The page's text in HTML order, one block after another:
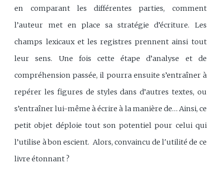
en comparant les différentes parties, comment
l’auteur met en place sa stratégie d’écriture. Les
champs lexicaux et les registres prennent ainsi tout
leur sens. Une fois cette étape d’analyse et de
compréhension passée, il pourra ensuite s’entraîner à
repérer les figures de styles dans d’autres textes, ou
s’entraîner lui-même à écrire à la manière de… Ainsi, ce
petit objet déploie tout son potentiel pour celui qui
l’utilise à bon escient. Alors, convaincu de l'utilité de ce
livre étonnant ?